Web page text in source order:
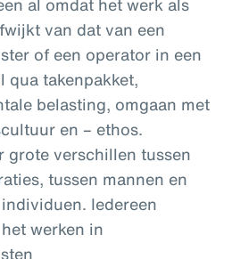
van dat van een
of een operator in een
qua takenpakket,
belasting, omgaan met
en – ethos.
grote verschillen tussen
tussen mannen en
Iedereen
werken in